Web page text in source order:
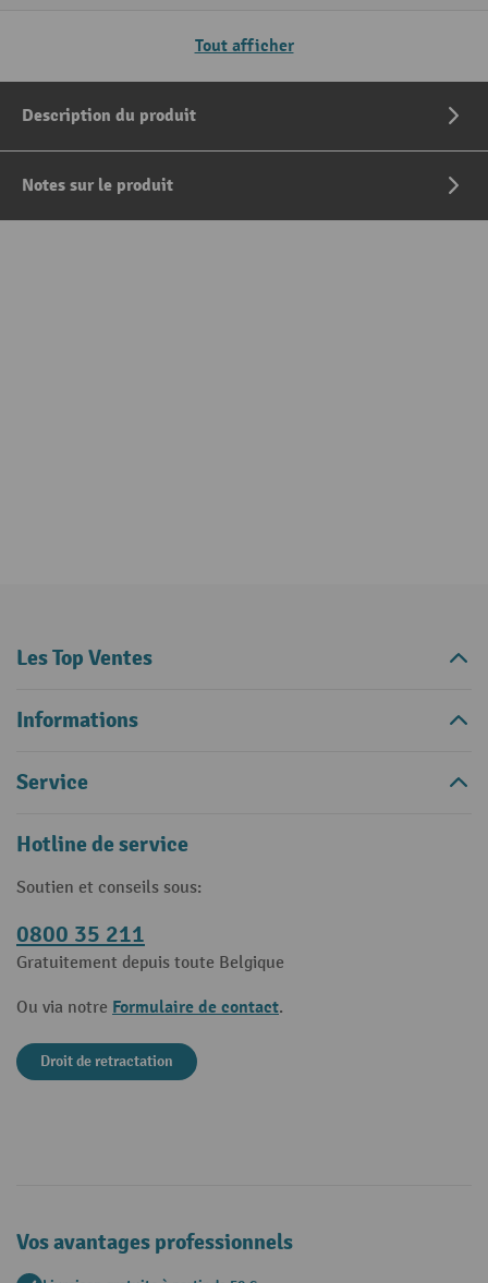
Tout afficher
Description du produit
Notes sur le produit
Les Top Ventes
Informations
Service
Hotline de service
Soutien et conseils sous:
0800 35 211
Gratuitement depuis toute Belgique
Ou via notre Formulaire de contact.
Droit de retractation
Vos avantages professionnels